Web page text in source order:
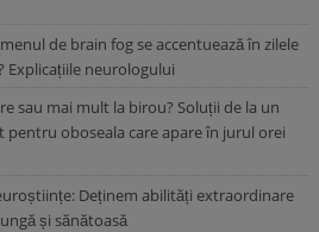
de brain fog se accentuează în zilele
Explicațiile neurologului
sau mai mult la birou? Soluții de la un
pentru oboseala care apare în jurul orei
Deținem abilități extraordinare
și sănătoasă